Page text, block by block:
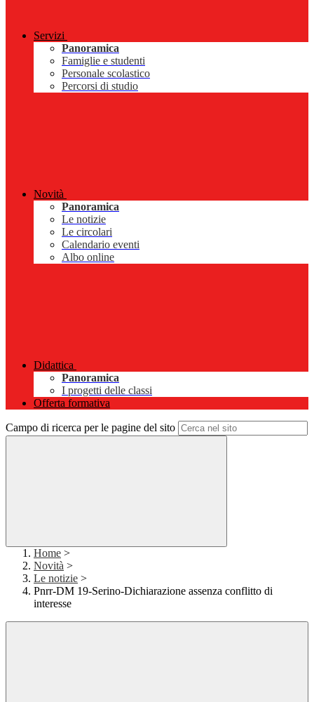
Servizi
Panoramica
Famiglie e studenti
Personale scolastico
Percorsi di studio
Novità
Panoramica
Le notizie
Le circolari
Calendario eventi
Albo online
Didattica
Panoramica
I progetti delle classi
Offerta formativa
Campo di ricerca per le pagine del sito
Home >
Novità >
Le notizie >
Pnrr-DM 19-Serino-Dichiarazione assenza conflitto di
interesse